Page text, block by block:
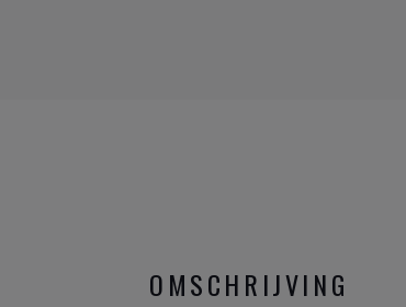
OMSCHRIJVING